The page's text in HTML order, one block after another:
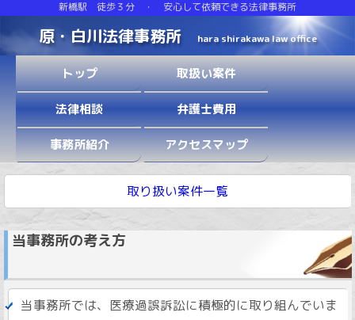
新橋駅 徒歩３分 ・ 安心して依頼できる法律事務所
原・白川法律事務所 hara shirakawa law office
トップ 取扱い案件
法律相談 弁護士費用
事務所紹介 アクセスマップ
取り扱い案件一覧
当事務所の考え方
当事務所では、医療過誤訴訟に積極的に取り組んでいま